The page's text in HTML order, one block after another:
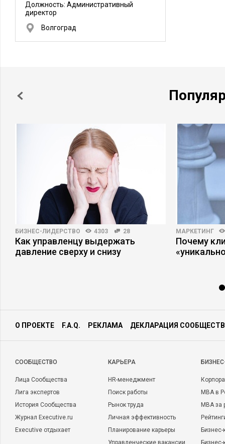
Должность: Административный
директор
Волгоград
БИЗНЕС-ЛИДЕРСТВО 4303 28
Как управленцу выдержать
давление сверху и снизу
МАРКЕТИНГ
Почему
О ПРОЕКТЕ F.A.Q. РЕКЛАМА ДЕКЛАРАЦИЯ
CООБЩЕСТВО
Лица Сообщества
Лига экспертов
История Сообщества
Журнал Executive.ru
Executive отдыхает
КАРЬЕРА
HR-менеджмент
Поиск работы
Рынок труда
Личная эффективность
Планирование карьеры
Управленческие вакансии
MBA в
MBA
Бизнес-